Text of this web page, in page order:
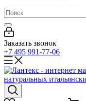
Заказать звонок
+7 495 991-77-06